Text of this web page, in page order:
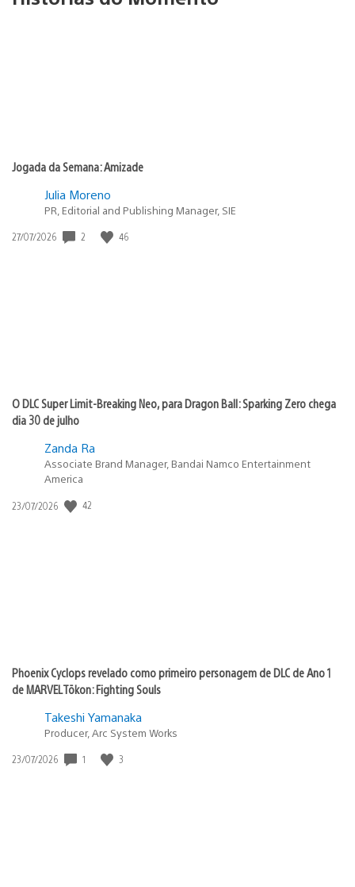
Jogada da Semana: Amizade
Julia Moreno
PR, Editorial and Publishing Manager, SIE
Data
27/07/2026 2 46
O DLC Super Limit-Breaking Neo, para Dragon Ball: Sparking Zero chega
dia 30 de julho
Zanda Ra
Associate Brand Manager, Bandai Namco Entertainment
America
Data
23/07/2026 42
Phoenix Cyclops revelado como primeiro personagem de DLC de Ano 1
de MARVEL Tōkon: Fighting Souls
Takeshi Yamanaka
Producer, Arc System Works
Data
23/07/2026 1 3